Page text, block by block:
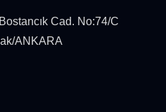
Cad. No:74/C
ANKARA